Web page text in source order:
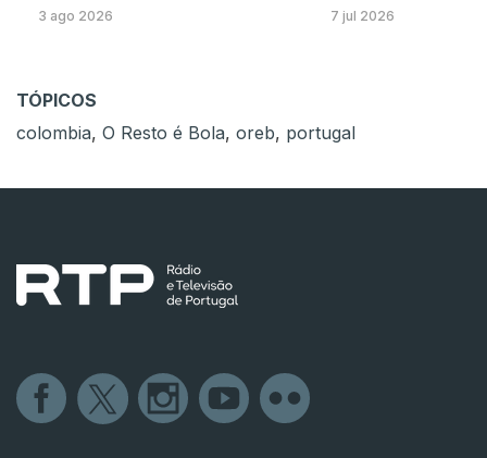
Europa ⚽️ #59
3 ago 2026
fim (?) de CR7 ⚽️ #58
7 jul 2026
TÓPICOS
colombia, O Resto é Bola, oreb, portugal